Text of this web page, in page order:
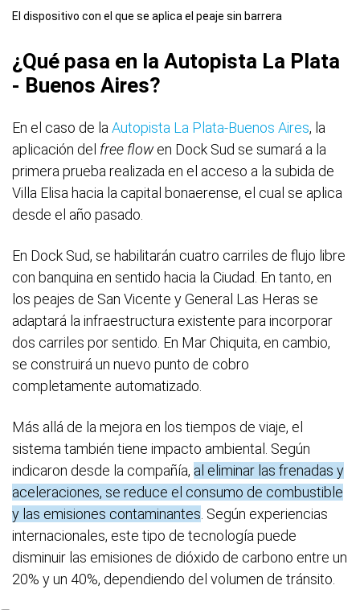
El dispositivo con el que se aplica el peaje sin barrera
¿Qué pasa en la Autopista La Plata
- Buenos Aires?
En el caso de la Autopista La Plata-Buenos Aires, la
aplicación del free flowen Dock Sud se sumará a la
primera prueba realizada en el acceso a la subida de
Villa Elisa hacia la capital bonaerense, el cual se aplica
desde el año pasado.
En Dock Sud, se habilitarán cuatro carriles de flujo libre
con banquina en sentido hacia la Ciudad. En tanto, en
los peajes de San Vicente y General Las Heras se
adaptará la infraestructura existente para incorporar
dos carriles por sentido. En Mar Chiquita, en cambio,
se construirá un nuevo punto de cobro
completamente automatizado.
Más allá de la mejora en los tiempos de viaje, el
sistema también tiene impacto ambiental. Según
indicaron desde la compañía, al eliminar las frenadas y
aceleraciones, se reduce el consumo de combustible
y las emisiones contaminantes . Según experiencias
internacionales, este tipo de tecnología puede
disminuir las emisiones de dióxido de carbono entre un
20% y un 40%, dependiendo del volumen de tránsito.